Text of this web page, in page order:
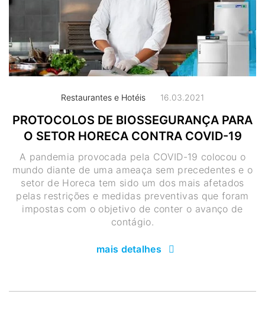
Restaurantes e Hotéis 16.03.2021
PROTOCOLOS DE BIOSSEGURANÇA PARA
O SETOR HORECA CONTRA COVID-19
A pandemia provocada pela COVID-19 colocou o
mundo diante de uma ameaça sem precedentes e o
setor de Horeca tem sido um dos mais afetados
pelas restrições e medidas preventivas que foram
impostas com o objetivo de conter o avanço de
contágio.
mais detalhes